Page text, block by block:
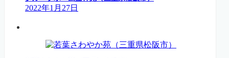
2022年1月27日